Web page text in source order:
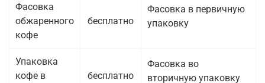
Фасовка
обжаренного
кофе
бесплатно
Фасовка в первичную
упаковку
Упаковка
кофе в
бесплатно
Фасовка во
вторичную упаковку